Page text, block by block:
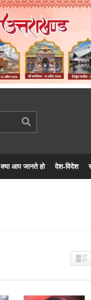
क्या आप जानते हो देश-विदेश